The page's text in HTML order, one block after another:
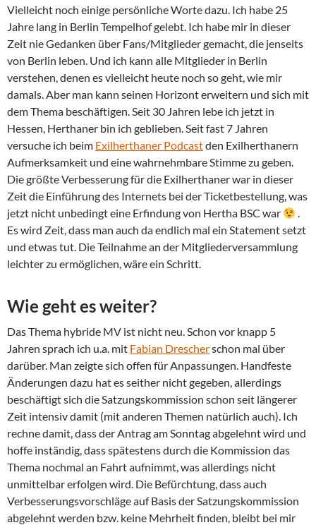
Vielleicht noch einige persönliche Worte dazu. Ich habe 25
Jahre lang in Berlin Tempelhof gelebt. Ich habe mir in dieser
Zeit nie Gedanken über Fans/Mitglieder gemacht, die jenseits
von Berlin leben. Und ich kann alle Mitglieder in Berlin
verstehen, denen es vielleicht heute noch so geht, wie mir
damals. Aber man kann seinen Horizont erweitern und sich mit
dem Thema beschäftigen. Seit 30 Jahren lebe ich jetzt in
Hessen, Herthaner bin ich geblieben. Seit fast 7 Jahren
versuche ich beim Exilherthaner Podcastden Exilherthanern
Aufmerksamkeit und eine wahrnehmbare Stimme zu geben.
Die größte Verbesserung für die Exilherthaner war in dieser
Zeit die Einführung des Internets bei der Ticketbestellung, was
jetzt nicht unbedingt eine Erfindung von Hertha BSC war
.
Es wird Zeit, dass man auch da endlich mal ein Statement setzt
und etwas tut. Die Teilnahme an der Mitgliederversammlung
leichter zu ermöglichen, wäre ein Schritt.
Wie geht es weiter?
Das Thema hybride MV ist nicht neu. Schon vor knapp 5
Jahren sprach ich u.a. mit Fabian Drescherschon mal über
darüber. Man zeigte sich offen für Anpassungen. Handfeste
Änderungen dazu hat es seither nicht gegeben, allerdings
beschäftigt sich die Satzungskommission schon seit längerer
Zeit intensiv damit (mit anderen Themen natürlich auch). Ich
rechne damit, dass der Antrag am Sonntag abgelehnt wird und
hoffe inständig, dass spätestens durch die Kommission das
Thema nochmal an Fahrt aufnimmt, was allerdings nicht
unmittelbar erfolgen wird. Die Befürchtung, dass auch
Verbesserungsvorschläge auf Basis der Satzungskommission
abgelehnt werden bzw. keine Mehrheit finden, bleibt bei mir